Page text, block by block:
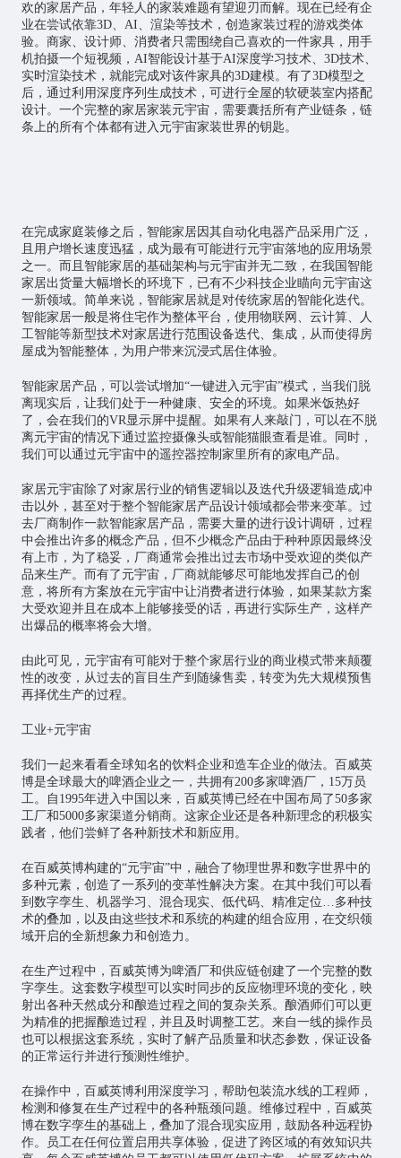
欢的家居产品，年轻人的家装难题有望迎刃而解。现在已经有企
业在尝试依靠3D、AI、渲染等技术，创造家装过程的游戏类体
验。商家、设计师、消费者只需围绕自己喜欢的一件家具，用手
机拍摄一个短视频，AI智能设计基于AI深度学习技术、3D技术、
实时渲染技术，就能完成对该件家具的3D建模。有了3D模型之
后，通过利用深度序列生成技术，可进行全屋的软硬装室内搭配
设计。一个完整的家居家装元宇宙，需要囊括所有产业链条，链
条上的所有个体都有进入元宇宙家装世界的钥匙。
在完成家庭装修之后， 智能家居因其自动化电器产品采用广泛，
且用户增长速度迅猛，成为最有可能进行元宇宙落地的应用场景
之一。而且智能家居的基础架构与元宇宙并无二致，在我国智能
家居出货量大幅增长的环境下，已有不少科技企业瞄向元宇宙这
一新领域。简单来说，智能家居就是对传统家居的智能化迭代。
智能家居一般是将住宅作为整体平台，使用物联网、云计算、人
工智能等新型技术对家居进行范围设备迭代、集成，从而使得房
屋成为智能整体，为用户带来沉浸式居住体验。
智能家居产品，可以尝试增加“一键进入元宇宙”模式，当我们脱
离现实后，让我们处于一种健康、安全的环境。如果米饭热好
了，会在我们的VR显示屏中提醒。如果有人来敲门，可以在不脱
离元宇宙的情况下通过监控摄像头或智能猫眼查看是谁。同时，
我们可以通过元宇宙中的遥控器控制家里所有的家电产品。
家居元宇宙除了对家居行业的销售逻辑以及迭代升级逻辑造成冲
击以外，甚至对于整个智能家居产品设计领域都会带来变革。过
去厂商制作一款智能家居产品，需要大量的进行设计调研，过程
中会推出许多的概念产品，但不少概念产品由于种种原因最终没
有上市，为了稳妥，厂商通常会推出过去市场中受欢迎的类似产
品来生产。而有了元宇宙，厂商就能够尽可能地发挥自己的创
意，将所有方案放在元宇宙中让消费者进行体验，如果某款方案
大受欢迎并且在成本上能够接受的话，再进行实际生产，这样产
出爆品的概率将会大增。
由此可见，元宇宙有可能对于整个家居行业的商业模式带来颠覆
性的改变，从过去的盲目生产到随缘售卖，转变为先大规模预售
再择优生产的过程。
工业+元宇宙
我们一起来看看全球知名的饮料企业和造车企业的做法。百威英
博是全球最大的啤酒企业之一，共拥有200多家啤酒厂，15万员
工。自1995年进入中国以来，百威英博已经在中国布局了50多家
工厂和5000多家渠道分销商。这家企业还是各种新理念的积极实
践者，他们尝鲜了各种新技术和新应用。
在百威英博构建的“元宇宙”中，融合了物理世界和数字世界中的
多种元素，创造了一系列的变革性解决方案。在其中我们可以看
到数字孪生、机器学习、混合现实、低代码、精准定位…多种技
术的叠加，以及由这些技术和系统的构建的组合应用，在交织领
域开启的全新想象力和创造力。
在生产过程中，百威英博为啤酒厂和供应链创建了一个完整的数
字孪生。这套数字模型可以实时同步的反应物理环境的变化，映
射出各种天然成分和酿造过程之间的复杂关系。酿酒师们可以更
为精准的把握酿造过程，并且及时调整工艺。来自一线的操作员
也可以根据这套系统，实时了解产品质量和状态参数，保证设备
的正常运行并进行预测性维护。
在操作中，百威英博利用深度学习，帮助包装流水线的工程师，
检测和修复在生产过程中的各种瓶颈问题。维修过程中，百威英
博在数字孪生的基础上，叠加了混合现实应用，鼓励各种远程协
作。员工在任何位置启用共享体验，促进了跨区域的有效知识共